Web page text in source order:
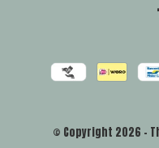
© Copyright 2026 -